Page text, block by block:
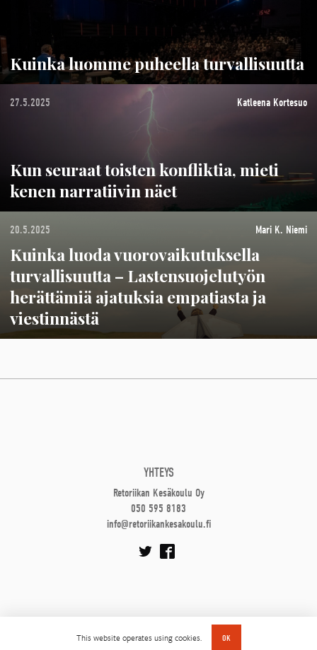
This website operates using cookies. OK
Kuinka luomme puheella turvallisuutta
27.5.2025 Katleena Kortesuo
Kun seuraat toisten konfliktia, mieti
kenen narratiivin näet
20.5.2025 Mari K. Niemi
Kuinka luoda vuorovaikutuksella
turvallisuutta – Lastensuojelutyön
herättämiä ajatuksia empatiasta ja
viestinnästä
YHTEYS
Retoriikan Kesäkoulu Oy
050 595 8183
info@retoriikankesakoulu.fi